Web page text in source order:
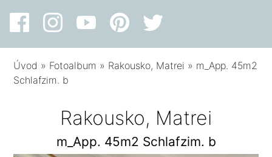
Úvod » Fotoalbum » Rakousko, Matrei » m_App. 45m2
Schlafzim. b
Rakousko, Matrei
m_App. 45m2 Schlafzim. b